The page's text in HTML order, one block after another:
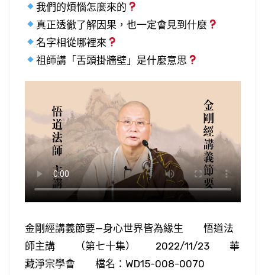
我們的煩惱怎麼來的
真正透徹了解因果，也一定會見到什麼
名字相從哪裡來
祖師講「舌頭掛牆壁」是什麼意思
金剛經講義節要—身心世界皆為緣生 悟道法
師主講 （第七十集） 2022/11/23 華
藏淨宗學會 檔名：WD15-008-0070